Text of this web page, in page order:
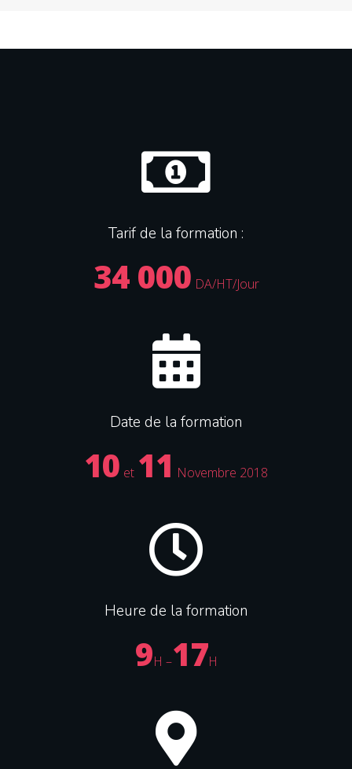
Tarif de la formation :
34 000 DA/HT/Jour
Date de la formation
10 et 11 Novembre 2018
Heure de la formation
9H –17H